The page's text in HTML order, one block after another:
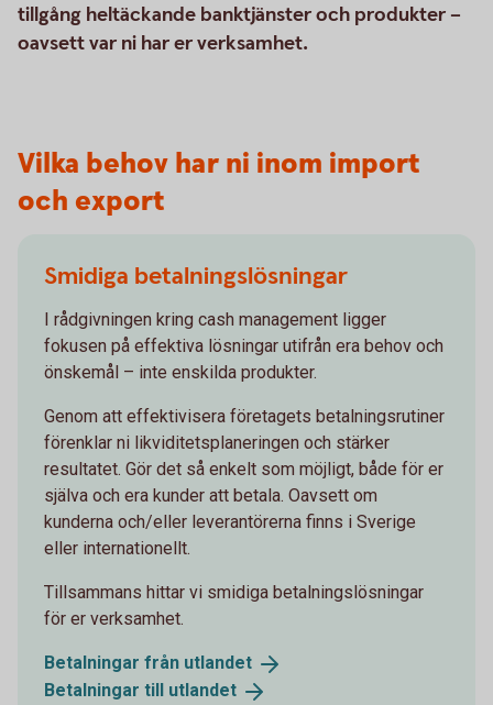
tillgång heltäckande banktjänster och produkter –
oavsett var ni har er verksamhet.
Vilka behov har ni inom import
och export
Smidiga betalningslösningar
I rådgivningen kring cash management ligger
fokusen på effektiva lösningar utifrån era behov och
önskemål – inte enskilda produkter.
Genom att effektivisera företagets betalningsrutiner
förenklar ni likviditetsplaneringen och stärker
resultatet. Gör det så enkelt som möjligt, både för er
själva och era kunder att betala. Oavsett om
kunderna och/eller leverantörerna finns i Sverige
eller internationellt.
Tillsammans hittar vi smidiga betalningslösningar
för er verksamhet.
Betalningar från utlandet
Betalningar till utlandet